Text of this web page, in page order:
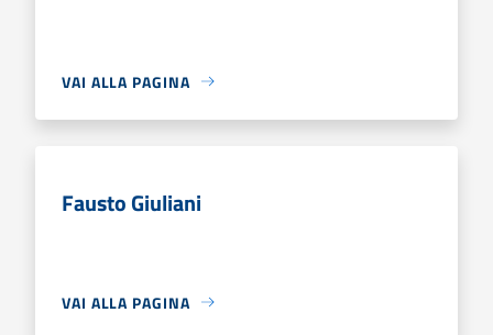
VAI ALLA PAGINA
Fausto Giuliani
VAI ALLA PAGINA